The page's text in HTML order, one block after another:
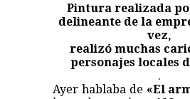
Pintura realizada
delineante de la
vez,
realizó muchas
personajes locales
.
Ayer hablaba de «El